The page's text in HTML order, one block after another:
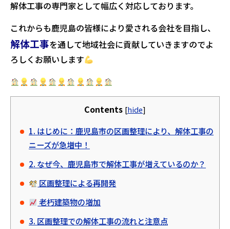
解体工事の専門家として幅広く対応しております。
これからも鹿児島の皆様により愛される会社を目指し、
解体工事を通して地域社会に貢献していきますのでよ
ろしくお願いします
Contents [hide]
1. はじめに：鹿児島市の区画整理により、解体工事の
ニーズが急増中！
2. なぜ今、鹿児島市で解体工事が増えているのか？
区画整理による再開発
老朽建築物の増加
3. 区画整理での解体工事の流れと注意点